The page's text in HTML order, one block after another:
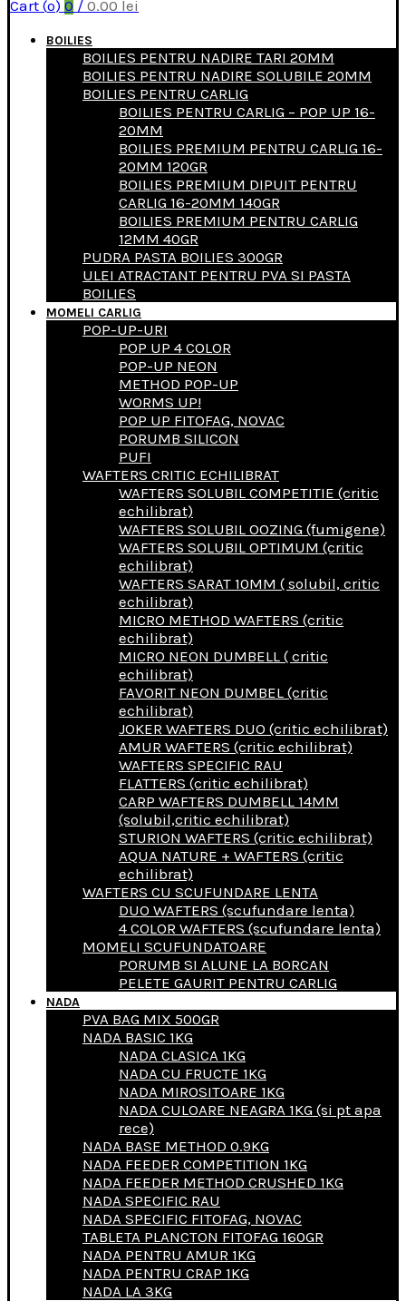
Cart (o) 0 / 0.00 lei
BOILIES
BOILIES PENTRU NADIRE TARI 20MM
BOILIES PENTRU NADIRE SOLUBILE 20MM
BOILIES PENTRU CARLIG
BOILIES PENTRU CARLIG – POP UP 16-
20MM
BOILIES PREMIUM PENTRU CARLIG 16-
20MM 120GR
BOILIES PREMIUM DIPUIT PENTRU
CARLIG 16-20MM 140GR
BOILIES PREMIUM PENTRU CARLIG
12MM 40GR
PUDRA PASTA BOILIES 300GR
ULEI ATRACTANT PENTRU PVA SI PASTA
BOILIES
MOMELI CARLIG
POP-UP-URI
POP UP 4 COLOR
POP-UP NEON
METHOD POP-UP
WORMS UP!
POP UP FITOFAG, NOVAC
PORUMB SILICON
PUFI
WAFTERS CRITIC ECHILIBRAT
WAFTERS SOLUBIL COMPETITIE (critic
echilibrat)
WAFTERS SOLUBIL OOZING (fumigene)
WAFTERS SOLUBIL OPTIMUM (critic
echilibrat)
WAFTERS SARAT 10MM ( solubil, critic
echilibrat)
MICRO METHOD WAFTERS (critic
echilibrat)
MICRO NEON DUMBELL ( critic
echilibrat)
FAVORIT NEON DUMBEL (critic
echilibrat)
JOKER WAFTERS DUO (critic echilibrat)
AMUR WAFTERS (critic echilibrat)
WAFTERS SPECIFIC RAU
FLATTERS (critic echilibrat)
CARP WAFTERS DUMBELL 14MM
(solubil,critic echilibrat)
STURION WAFTERS (critic echilibrat)
AQUA NATURE + WAFTERS (critic
echilibrat)
WAFTERS CU SCUFUNDARE LENTA
DUO WAFTERS (scufundare lenta)
4 COLOR WAFTERS (scufundare lenta)
MOMELI SCUFUNDATOARE
PORUMB SI ALUNE LA BORCAN
PELETE GAURIT PENTRU CARLIG
NADA
PVA BAG MIX 500GR
NADA BASIC 1KG
NADA CLASICA 1KG
NADA CU FRUCTE 1KG
NADA MIROSITOARE 1KG
NADA CULOARE NEAGRA 1KG (si pt apa
rece)
NADA BASE METHOD 0.9KG
NADA FEEDER COMPETITION 1KG
NADA FEEDER METHOD CRUSHED 1KG
NADA SPECIFIC RAU
NADA SPECIFIC FITOFAG, NOVAC
TABLETA PLANCTON FITOFAG 160GR
NADA PENTRU AMUR 1KG
NADA PENTRU CRAP 1KG
NADA LA 3KG